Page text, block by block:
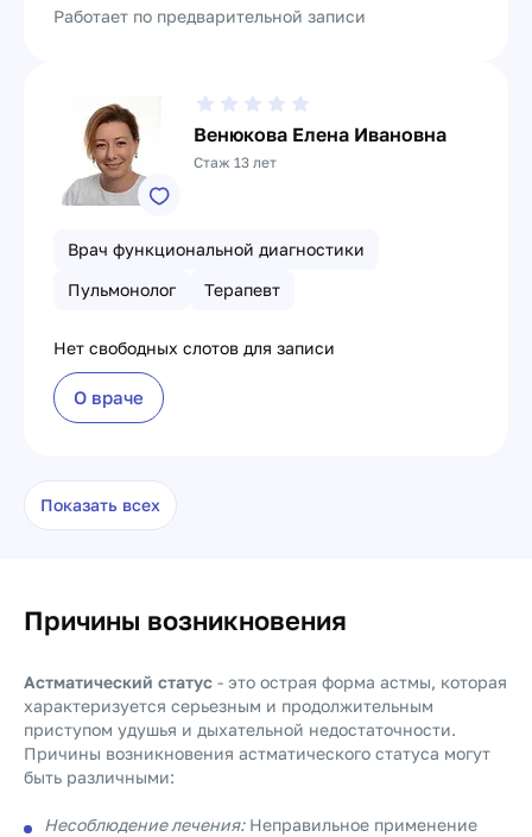
Работает по предварительной записи
Венюкова Елена Ивановна
Стаж 13 лет
Врач функциональной диагностики
Пульмонолог
Терапевт
Нет свободных слотов для записи
О враче
Показать всех
Причины возникновения
Астматический статус - это острая форма астмы, которая
характеризуется серьезным и продолжительным
приступом удушья и дыхательной недостаточности.
Причины возникновения астматического статуса могут
быть различными:
Несоблюдение лечения:Неправильное применение